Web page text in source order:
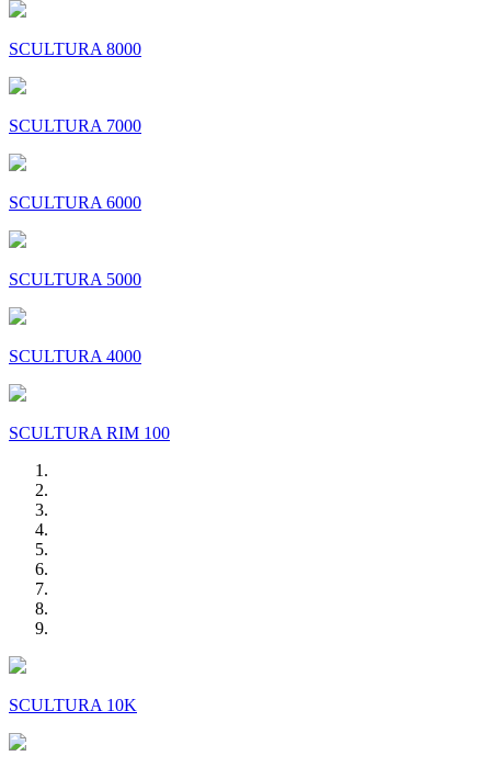
SCULTURA 8000
SCULTURA 7000
SCULTURA 6000
SCULTURA 5000
SCULTURA 4000
SCULTURA RIM 100
SCULTURA 10K